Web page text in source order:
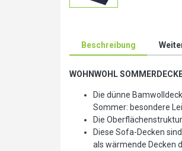
Beschreibung
WOHNWOHL
Die dünne
Sommer: besondere
Die
Diese Sofa-Decken
als wärmende Decken